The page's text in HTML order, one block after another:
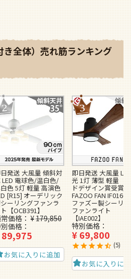
き全体）売れ筋ランキング
発送 大風量 傾斜対
LED 電球色/温白色/
色 5灯 軽量 高演色
[R15] オーデリック
ーリングファンラ
【OCB391】
価格 ¥179,850
価格
89,975
お気に入りに追加
即日発送 大風量
光 1灯 薄型 軽量 【
ドデザイン賞受賞】
FAZOO FAN
ファズー製シーリ
ファンライト
【IAE002】
特別価格
¥69,800
5
お気に入りに